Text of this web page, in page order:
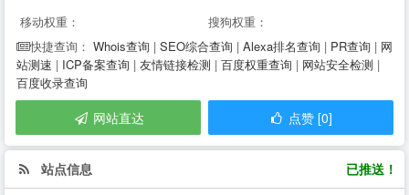
移动权重：
搜狗权重：
快捷查询： Whois查询 | SEO综合查询 | Alexa排名查询 | PR查询 | 网
站测速 | ICP备案查询 | 友情链接检测 | 百度权重查询 | 网站安全检测 |
百度收录查询
网站直达 点赞 [0]
站点信息 已推送！